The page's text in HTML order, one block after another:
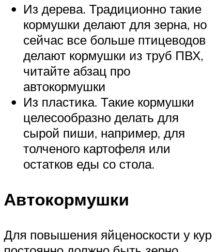
Из дерева. Традиционно такие
кормушки делают для зерна, но
сейчас все больше птицеводов
делают кормушки из труб ПВХ,
читайте абзац про
автокормушки
Из пластика. Такие кормушки
целесообразно делать для
сырой пиши, например, для
толченого картофеля или
остатков еды со стола.
Автокормушки
Для повышения яйценоскости у кур